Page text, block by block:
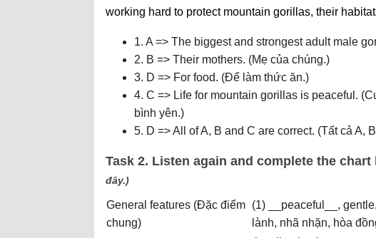
working hard to protect mountain gorillas, their
1. A => The biggest and strongest adult male
2. B => Their mothers. (Mẹ của chúng.)
3. D => For food. (Để làm thức ăn.)
4. C => Life for mountain gorillas is peaceful.
bình yên.)
5. D => All of A, B and C are correct. (Tất cả A,
Task 2. Listen again and complete the chart
đây.)
General features (Đặc điểm
chung)
(1) __peaceful__,
lành, nhã nhặn, hòa